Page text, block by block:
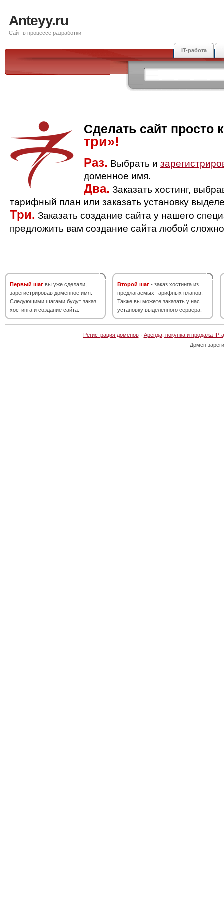
Anteyy.ru
Сайт в процессе разработки
IT-работа
Сделать сайт просто
три»!
Раз. Выбрать и
доменное имя.
Два. Заказать хостинг,
тарифный план или заказать установку
Три. Заказать создание сайта у нашего
предложить вам создание сайта любой
Первый шаг вы уже сделали,
зарегистрировав доменное имя.
Следующими шагами будут заказ
хостинга и создание сайта.
Второй шаг - заказ хостинга из
предлагаемых тарифных планов.
Также вы можете заказать у нас
установку выделенного сервера.
Регистрация доменов· Аренда, покупка и продажа IP-
Домен